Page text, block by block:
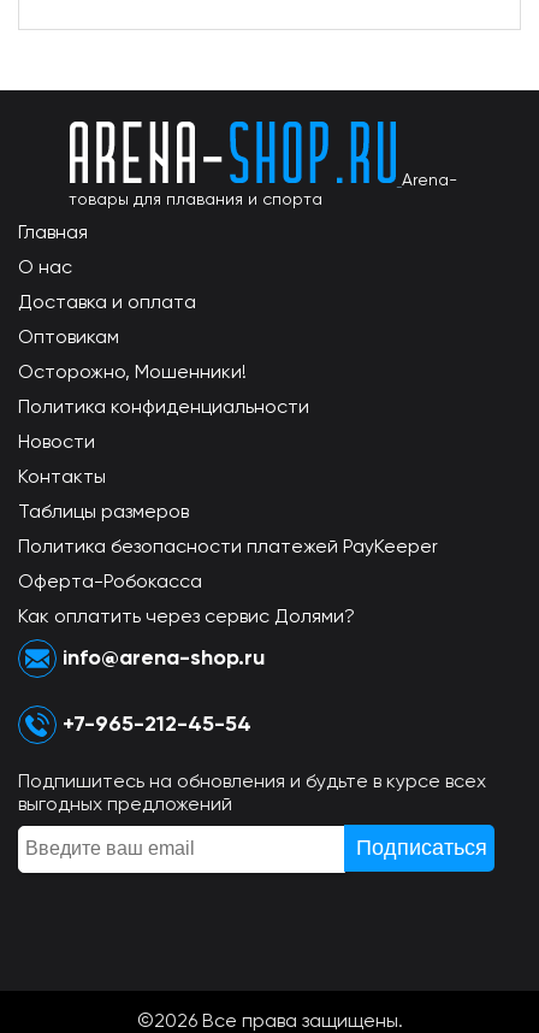
Arena-
товары для плавания и спорта
Главная
О нас
Доставка и оплата
Оптовикам
Осторожно, Мошенники!
Политика конфиденциальности
Новости
Контакты
Таблицы размеров
Политика безопасности платежей PayKeeper
Оферта-Робокасса
Как оплатить через сервис Долями?
info@arena-shop.ru
+7-965-212-45-54
Подпишитесь на обновления и будьте в курсе всех
выгодных предложений
©2026 Всe права защищены.